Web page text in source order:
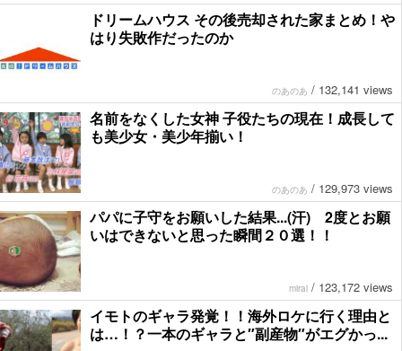
ドリームハウス その後売却された家まとめ！や
はり失敗作だったのか
のあのあ / 132,141 views
名前をなくした女神 子役たちの現在！成長して
も美少女・美少年揃い！
のあのあ / 129,973 views
パパに子守をお願いした結果...(汗) 2度とお願
いはできないと思った瞬間２０選！！
mirai / 123,172 views
イモトのギャラ発覚！！海外ロケに行く理由と
は…！？一本のギャラと″副産物″がエグかっ...